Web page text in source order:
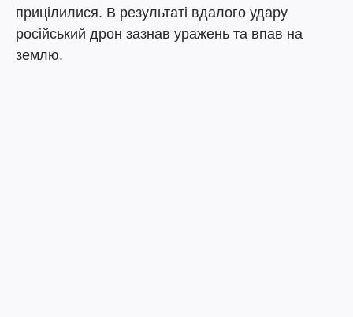
прицілилися. В результаті вдалого удару
російський дрон зазнав уражень та впав на
землю.